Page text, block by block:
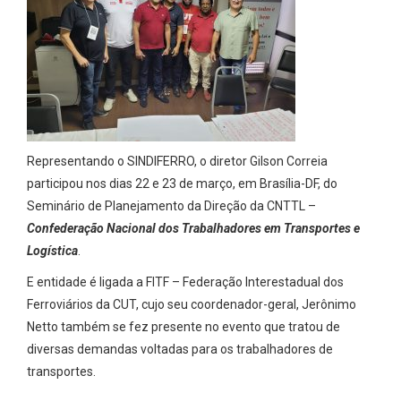
Representando o SINDIFERRO, o diretor Gilson Correia
participou nos dias 22 e 23 de março, em Brasília-DF, do
Seminário de Planejamento da Direção da CNTTL –
Confederação Nacional dos Trabalhadores em Transportes e
Logística
E entidade é ligada a FITF – Federação Interestadual dos
Ferroviários da CUT, cujo seu coordenador-geral, Jerônimo
Netto também se fez presente no evento que tratou de
diversas demandas voltadas para os trabalhadores de
transportes.